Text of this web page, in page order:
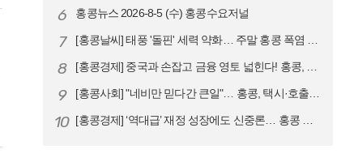
6 홍콩뉴스 2026-8-5 (수) 홍콩수요저널
7 [홍콩날씨] 태풍 '돌핀' 세력 약화… 주말 홍콩 폭염 예고
8 [홍콩경제] 중국과 손잡고 금융 영토 넓힌다! 홍콩, 10대 신규 정책 …
9 [홍콩사회] "네비만 믿다간 큰일"… 홍콩, 택시·호출차 통합 시험 도입…
10 [홍콩경제] ‘역대급’ 재정 성장에도 신중론… 홍콩 GDP 전망 상향 속…